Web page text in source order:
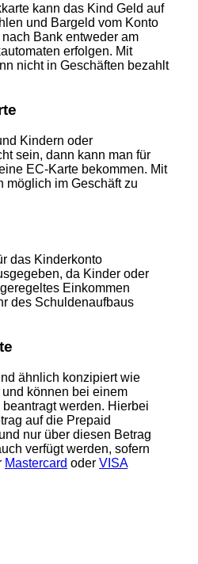
kann das Kind Geld auf
und Bargeld vom Konto
Bank entweder am
erfolgen. Mit
nicht in Geschäften bezahlt
Kindern oder
sein, dann kann man für
EC-Karte bekommen. Mit
möglich im Geschäft zu
das Kinderkonto
da Kinder oder
Einkommen
des Schuldenaufbaus
ähnlich konzipiert wie
können bei einem
werden. Hierbei
auf die Prepaid
nur über diesen Betrag
verfügt werden, sofern
Mastercard oder VISA